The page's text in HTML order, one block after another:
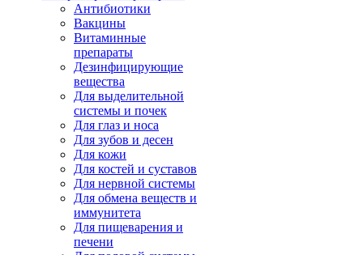
Антибиотики
Вакцины
Витаминные
препараты
Дезинфицирующие
вещества
Для выделительной
системы и почек
Для глаз и носа
Для зубов и десен
Для кожи
Для костей и суставов
Для нервной системы
Для обмена веществ и
иммунитета
Для пищеварения и
печени